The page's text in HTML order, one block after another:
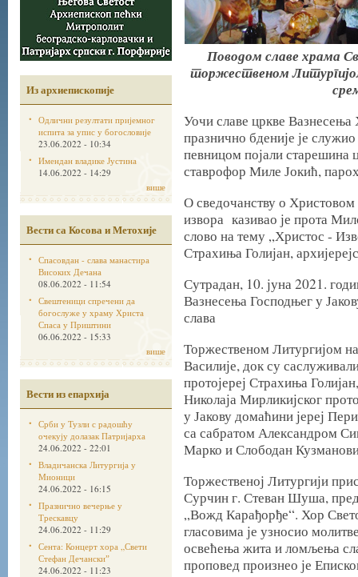
Из архиепископије
Одлични резултати пријемног
испита за упис у богословије
23.06.2022 - 10:34
Имендан владике Јустина
14.06.2022 - 14:29
више
Вести са Косова и Метохије
Спасовдан - слава манастира
Високих Дечана
08.06.2022 - 11:54
Свештеници спречени да
богослуже у храму Христа
Спаса у Приштини
06.06.2022 - 15:33
више
Вести из епархија
Срби у Тузли с радошћу
очекују долазак Патријарха
24.06.2022 - 22:01
Владичанска Литургија у
Мионици
24.06.2022 - 16:15
Празнично вечерње у
Трескавцу
24.06.2022 - 11:29
Сента: Концерт хора „Свети
Стефан Дечанскиˮ
24.06.2022 - 11:23
Поводом славе храма
торжественом
Уочи славе цркве Вазнесења
празнично бденије је
певницом појали старешина
ставрофор Миле Јокић,
О сведочанству о Христовом
извора казивао је прота
слово на тему „Христос -
Страхиња Голијан,
Сутрадан, 10. јуна 2021.
Вазнесења Господњег у
слава
Торжественом Литургијом
Василије, док су
протојереј Страхиња
Николаја Мирликијског
у Јакову домаћини јереј
са сабратом Александром
Марко и Слободан
Торжественој Литургији
Сурчин г. Стеван Шуша,
„Вожд Карађорђе“. Хор
гласовима је узносио
освећења жита и ломљења
проповед произнео је